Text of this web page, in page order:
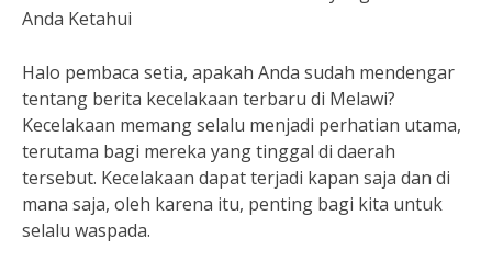
Anda Ketahui
Halo pembaca setia, apakah Anda sudah mendengar
tentang berita kecelakaan terbaru di Melawi?
Kecelakaan memang selalu menjadi perhatian utama,
terutama bagi mereka yang tinggal di daerah
tersebut. Kecelakaan dapat terjadi kapan saja dan di
mana saja, oleh karena itu, penting bagi kita untuk
selalu waspada.